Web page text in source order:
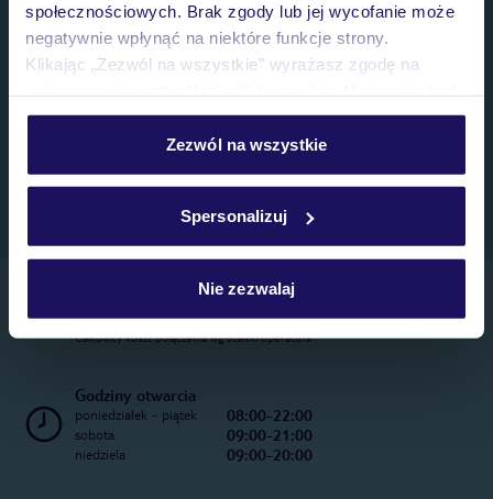
społecznościowych. Brak zgody lub jej wycofanie może
negatywnie wpłynąć na niektóre funkcje strony.
Klikając „Zezwól na wszystkie” wyrażasz zgodę na
personalizować swój wybór wchodząc w zakładkę
Szczegółowe informacje o plikach cookie znajdziesz
Zezwól na wszystkie
Spersonalizuj
Nie zezwalaj
Telefoniczne Centrum Rezerwacji
22 270 31 20
Całkowity koszt połączenia wg stawki operatora
Godziny otwarcia
poniedziałek - piątek 08:00-22:00
sobota 09:00-21:00
niedziela 09:00-20:00